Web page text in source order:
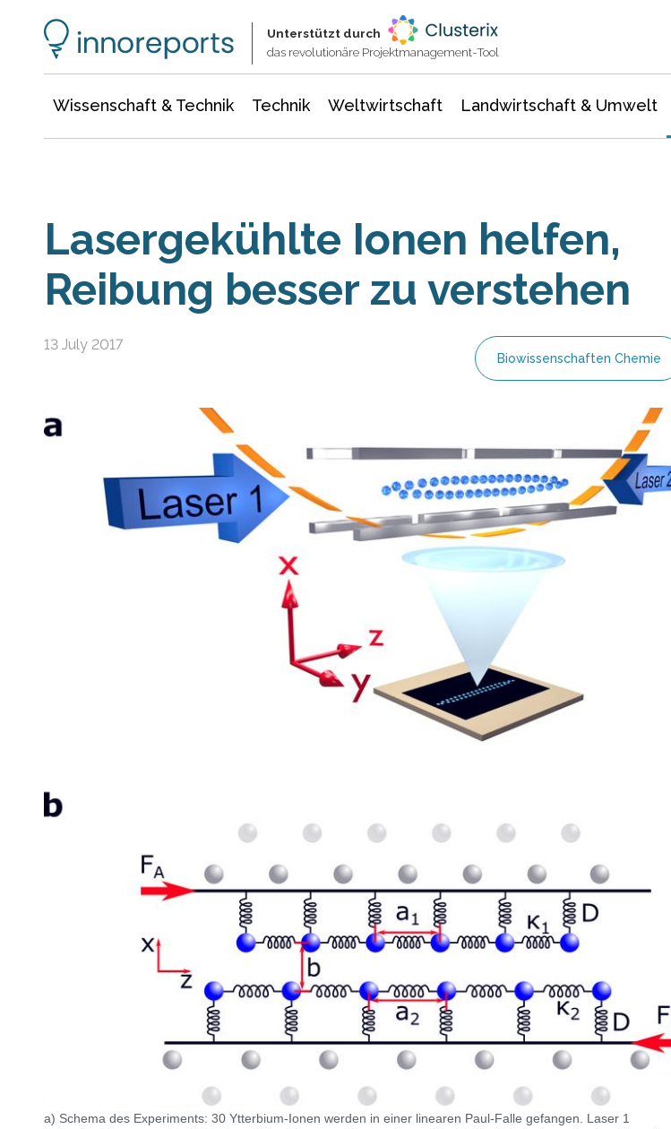
Unterstützt durch
das revolutionäre Projektmanagement-Tool
Wissenschaft & Technik Technik Weltwirtschaft Landwirtschaft & Umwelt
Lasergekühlte Ionen helfen,
Reibung besser zu verstehen
13 July 2017
Biowissenschaften Chemie
a) Schema des Experiments: 30 Ytterbium-Ionen werden in einer linearen Paul-Falle gefangen. Laser 1